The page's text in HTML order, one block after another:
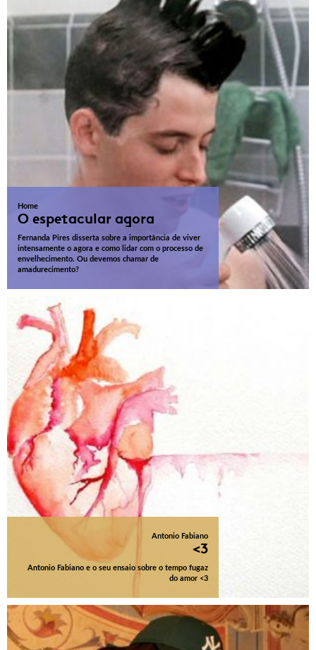
Home
O espetacular agora
Fernanda Pires disserta sobre a importância de viver
intensamente o agora e como lidar com o processo de
envelhecimento. Ou devemos chamar de
amadurecimento?
Antonio Fabiano
<3
Antonio Fabiano e o seu ensaio sobre o tempo fugaz
do amor <3